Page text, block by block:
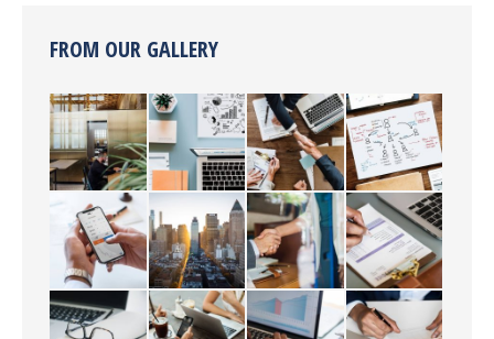
FROM OUR GALLERY